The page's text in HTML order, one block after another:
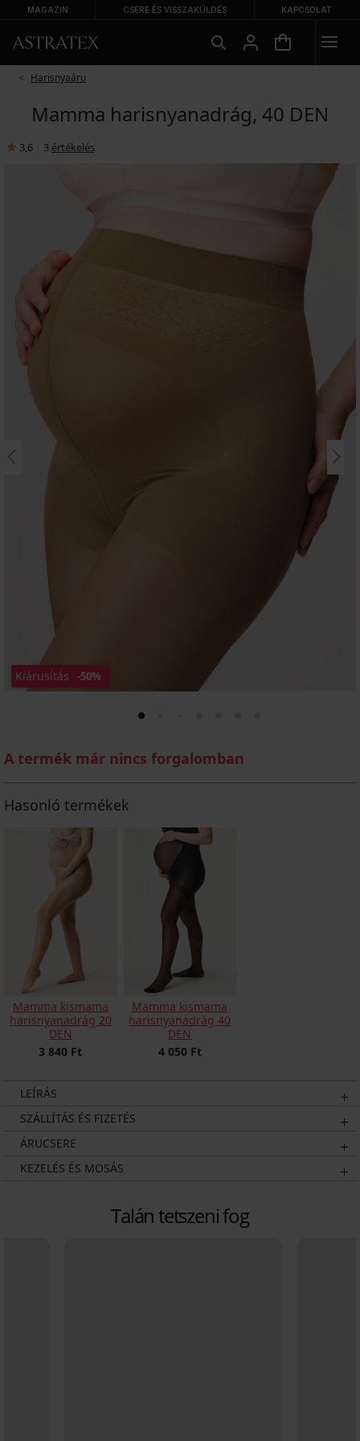
MAGAZIN CSERE ÉS VISSZAKÜLDÉS KAPCSOLAT
Harisnyaáru
Mamma harisnyanadrág, 40 DEN
3,6 3 értékelés
Kiárusítás -50%
A termék már nincs forgalomban
Hasonló termékek
Mamma kismama
harisnyanadrág 20
DEN
3 840 Ft
Mamma kismama
harisnyanadrág 40
DEN
4 050 Ft
LEÍRÁS
SZÁLLÍTÁS ÉS FIZETÉS
ÁRUCSERE
KEZELÉS ÉS MOSÁS
Talán tetszeni fog